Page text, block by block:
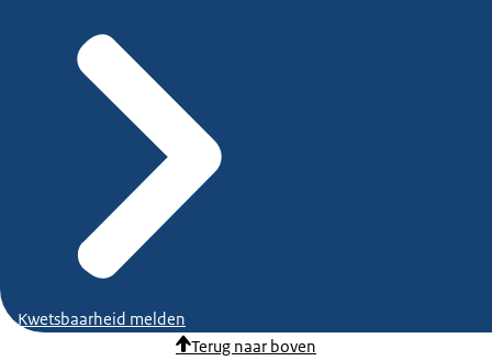
Kwetsbaarheid melden
Terug naar boven